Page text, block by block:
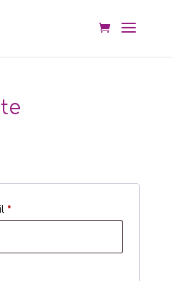
*Obligatoire